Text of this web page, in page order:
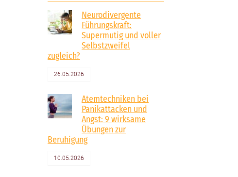
Neurodivergente
Führungskraft:
Supermutig und voller
Selbstzweifel
zugleich?
26.05.2026
Atemtechniken bei
Panikattacken und
Angst: 9 wirksame
Übungen zur
Beruhigung
10.05.2026